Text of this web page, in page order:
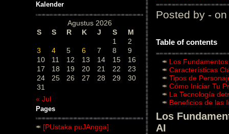
Kalender
Agustus 2026
S
S R K J S
M
1
2
3
4 5 6 7 8
9
10
11 12 13 14 15
16
17
18 19 20 21 22
23
24
25 26 27 28 29
30
31
« Jul
Pages
[PUstaka puJAngga]
Posted by - on
Table of contents
Los
Características
Tipos de
Cómo Iniciar Tu
La Tecnología
Beneficios de las
Los
AI